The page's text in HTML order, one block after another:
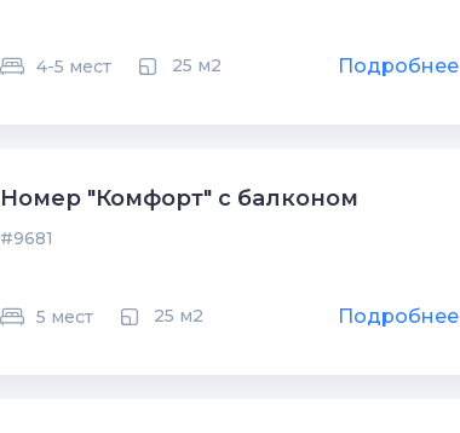
4-5 мест 25 м2 Подробнее
Номер "Комфорт" с балконом
#9681
5 мест 25 м2 Подробнее